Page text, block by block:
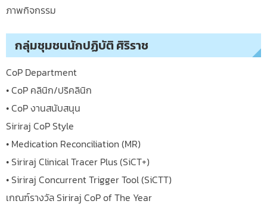
ภาพกิจกรรม
กลุ่มชุมชนนักปฏิบัติ ศิริราช
CoP Department
• CoP คลินิก/ปริคลินิก
• CoP งานสนับสนุน
Siriraj CoP Style
• Medication Reconciliation (MR)
• Siriraj Clinical Tracer Plus (SiCT+)
• Siriraj Concurrent Trigger Tool (SiCTT)
เกณฑ์รางวัล Siriraj CoP of The Year